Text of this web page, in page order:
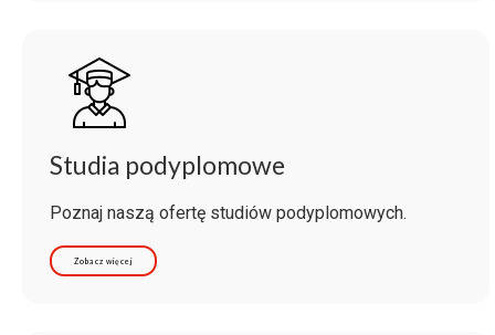
Studia podyplomowe
Poznaj naszą ofertę studiów podyplomowych.
Zobacz więcej